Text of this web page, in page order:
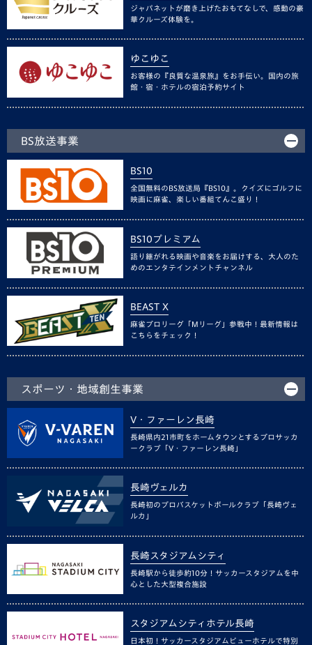
ジャパネットが磨き上げたおもてなしで、感動の豪
華クルーズ体験を。
ゆこゆこ
お客様の『良質な温泉旅』をお手伝い。国内の旅
館・宿・ホテルの宿泊予約サイト
BS放送事業
BS10
全国無料のBS放送局『BS10』。クイズにゴルフに
映画に麻雀、楽しい番組てんこ盛り！
BS10プレミアム
語り継がれる映画や音楽をお届けする、大人のた
めのエンタテインメントチャンネル
BEAST X
麻雀プロリーグ「Mリーグ」参戦中！最新情報は
こちらをチェック！
スポーツ・地域創生事業
V・ファーレン長崎
長崎県内21市町をホームタウンとするプロサッカ
ークラブ「V・ファーレン長崎」
長崎ヴェルカ
長崎初のプロバスケットボールクラブ「長崎ヴェ
ルカ」
長崎スタジアムシティ
長崎駅から徒歩約10分！サッカースタジアムを中
心とした大型複合施設
スタジアムシティホテル長崎
日本初！サッカースタジアムビューホテルで特別